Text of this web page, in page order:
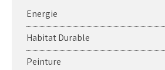
Energie
Habitat Durable
Peinture